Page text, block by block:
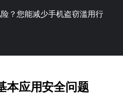
？您能减少手机盗窃滥用行
本应用安全问题